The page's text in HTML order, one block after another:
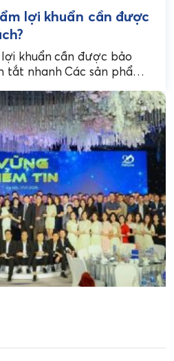
lợi khuẩn cần được
khuẩn cần được bảo
tắt nhanh Các sản phẩm